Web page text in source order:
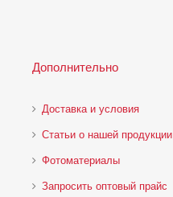
Дополнительно
Доставка и условия
Статьи о нашей продукции
Фотоматериалы
Запросить оптовый прайс